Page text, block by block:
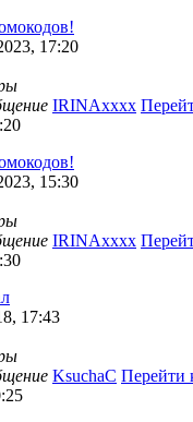
17:20
IRINAxxxx
15:30
IRINAxxxx
17:43
KsuchaC Перейти